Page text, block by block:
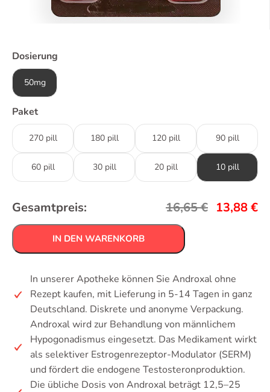
Dosierung
50mg
Paket
270 pill 180 pill 120 pill 90 pill
60 pill 30 pill 20 pill 10 pill
Gesamtpreis: 16,65€ 13,88€
IN DEN WARENKORB
In unserer Apotheke können Sie Androxal ohne
Rezept kaufen, mit Lieferung in 5-14 Tagen in ganz
Deutschland. Diskrete und anonyme Verpackung.
Androxal wird zur Behandlung von männlichem
Hypogonadismus eingesetzt. Das Medikament wirkt
als selektiver Estrogenrezeptor-Modulator (SERM)
und fördert die endogene Testosteronproduktion.
Die übliche Dosis von Androxal beträgt 12,5–25